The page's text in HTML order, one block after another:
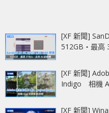
[XF 新聞]
512GB‧最高
[XF 新聞]
Indigo 相機
[XF 新聞]